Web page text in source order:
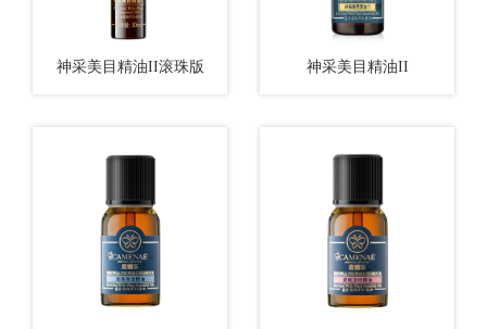
神采美目精油II滚珠版
查看更多
神采美目精油II
查看更多